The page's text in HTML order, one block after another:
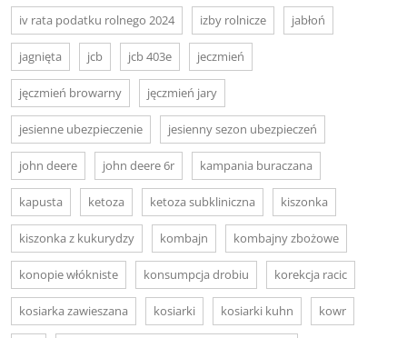
iv rata podatku rolnego 2024 izby rolnicze jabłoń
jagnięta jcb jcb 403e jeczmień
jęczmień browarny jęczmień jary
jesienne ubezpieczenie jesienny sezon ubezpieczeń
john deere john deere 6r kampania buraczana
kapusta ketoza ketoza subkliniczna kiszonka
kiszonka z kukurydzy kombajn kombajny zbożowe
konopie włókniste konsumpcja drobiu korekcja racic
kosiarka zawieszana kosiarki kosiarki kuhn kowr